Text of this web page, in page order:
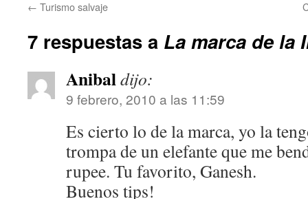
← Turismo salvaje
7 respuestas a La marca de la
Anibaldijo:
9 febrero, 2010 a las 11:59
Es cierto lo de la marca, yo la
trompa de un elefante que me
rupee. Tu favorito, Ganesh.
Buenos tips!